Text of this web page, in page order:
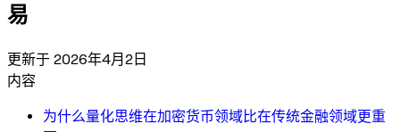
易
更新于 2026年4月2日
内容
为什么量化思维在加密货币领域比在传统金融领域更重